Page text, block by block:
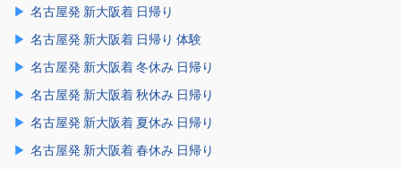
名古屋発 新大阪着 日帰り
名古屋発 新大阪着 日帰り 体験
名古屋発 新大阪着 冬休み 日帰り
名古屋発 新大阪着 秋休み 日帰り
名古屋発 新大阪着 夏休み 日帰り
名古屋発 新大阪着 春休み 日帰り